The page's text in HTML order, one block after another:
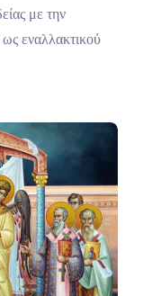
με την
εναλλακτικού